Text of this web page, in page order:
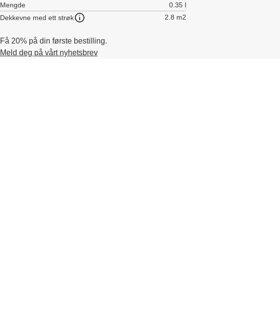
Mengde
0.35 l
Dekkevne med ett strøk
2.8 m2
Få 20% på din første bestilling.
Meld deg på vårt nyhetsbrev